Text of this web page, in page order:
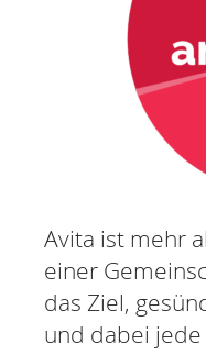
MITGLIED
KONTAKT
Avita ist mehr
einer
das Ziel,
und dabei jede